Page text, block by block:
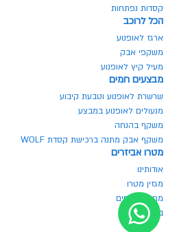
קסדות נפתחות
הכל לרוכב
ארגז לאופנוע
משקפי אבק
מעיל קיץ לאופנוע
מבצעים חמים
שרשרת לאופנוע וטבעת קיבוע
מנעולים לאופנוע במבצע
משקף בהנחה
משקף אבק מתנה ברכישת קסדת WOLF
מטרו אביזרים
אודותינו
מגזין מטרו
מחירון חלפים
ביטול הזמנה